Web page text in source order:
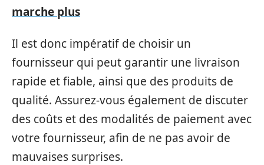
marche plus
Il est donc impératif de choisir un
fournisseur qui peut garantir une livraison
rapide et fiable, ainsi que des produits de
qualité. Assurez-vous également de discuter
des coûts et des modalités de paiement avec
votre fournisseur, afin de ne pas avoir de
mauvaises surprises.